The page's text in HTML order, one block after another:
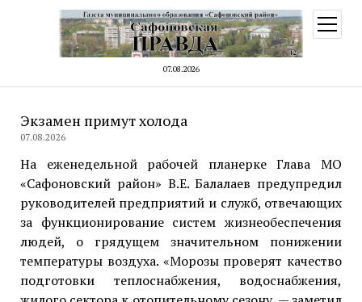
07.08.2026
меню
Экзамен примут холода
07.08.2026
На еженедельной рабочей планерке Глава МО
«Сафоновский район» В.Е. Балалаев предупредил
руководителей предприятий и служб, отвечающих
за функционирование систем жизнеобеспечения
людей, о грядущем значительном понижении
температуры воздуха. «Морозы проверят качество
подготовки теплоснабжения, водоснабжения,